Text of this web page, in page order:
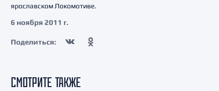
ярославском Локомотиве.
6 ноября 2011 г.
Поделиться:
СМОТРИТЕ ТАКЖЕ